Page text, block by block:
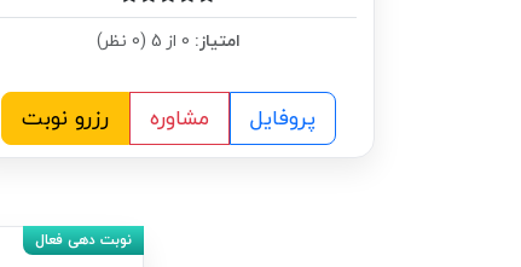
امتیاز:
پروفایل مشاوره رزرو نوبت